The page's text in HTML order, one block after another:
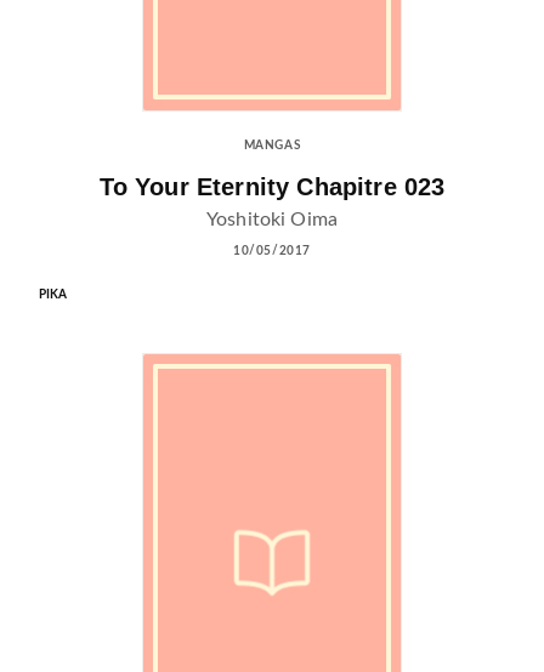
MANGAS
To Your Eternity Chapitre 023
Yoshitoki Oima
10/05/2017
PIKA